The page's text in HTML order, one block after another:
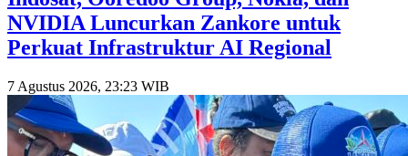
NVIDIA Luncurkan Zankore untuk
Perkuat Infrastruktur AI Regional
7 Agustus 2026, 23:23 WIB